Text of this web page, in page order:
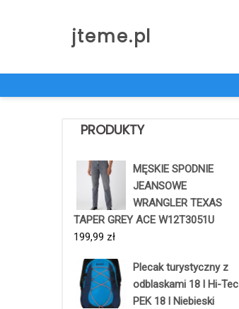
jteme.pl
PRODUKTY
MĘSKIE SPODNIE
JEANSOWE
WRANGLER TEXAS
TAPER GREY ACE W12T3051U
199,99 zł
Plecak turystyczny z
odblaskami 18 l Hi-Tec
PEK 18 l Niebieski